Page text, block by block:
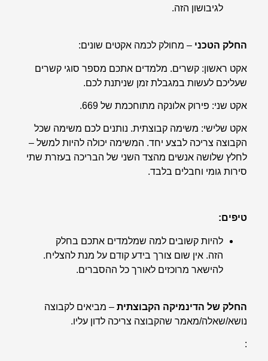
לגיבושון הזה.
החלק הטכני – מחולק לכמה אקטים שונים:
אקט ראשון: קשרים. מלמדים אתכם מספר סוגי קשרים
שעליכם לעשות במגבלת זמן שניתנת לכם.
אקט שני: פירוק אלונקה מתוחכמת של 669.
אקט שלישי: משימה קבוצתית. נותנים לכם משימה שכל
הקבוצה צריכה לבצע יחד. המשימה יכולה להיות למשל –
לחלץ שלושה אנשים מהצד השני של הבריכה בעזרת שתי
סירות גומי וחבלים בלבד.
טיפים:
להיות קשובים למה שמלמדים אתכם בחלק
הזה. אין שום צורך בידע קודם על מנת להצליח.
להישאר מרוכזים לאורך כל ההסברים.
החלק של הדינמיקה הקבוצתית – מביאים לקבוצה
נושא/שאלה/מאמר שהקבוצה צריכה לדון עליו.
: